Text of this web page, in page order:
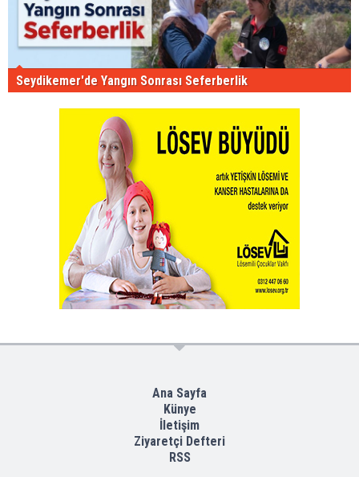
Seydikemer'de Yangın Sonrası Seferberlik
Ana Sayfa
Künye
İletişim
Ziyaretçi Defteri
RSS